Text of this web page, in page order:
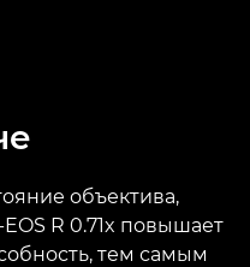
объектива,
R 0.71x повышает
тем самым